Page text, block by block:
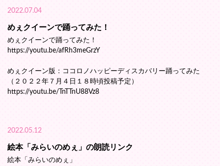
2022.07.04
めぇクイーンで踊ってみた！
めぇクイーンで踊ってみた！
https://youtu.be/afRh3meGrzY
めぇクイーン版：ココロノハッピーディスカバリー踊ってみた
（２０２２年７月４日１８時頃投稿予定）
https://youtu.be/TnTTnU88Vz8
2022.05.12
絵本「みらいのめぇ」の朗読リンク
絵本「みらいのめぇ」